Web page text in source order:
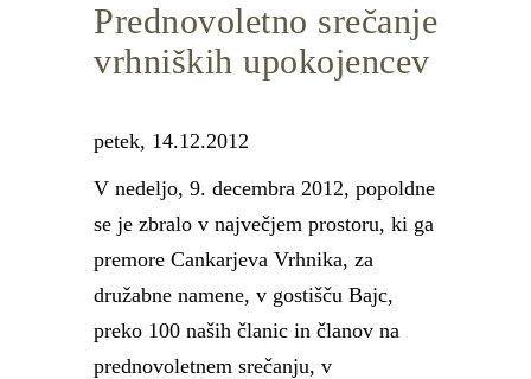
Prednovoletno srečanje
vrhniških upokojencev
petek, 14.12.2012
V nedeljo, 9. decembra 2012, popoldne
se je zbralo v največjem prostoru, ki ga
premore Cankarjeva Vrhnika, za
družabne namene, v gostišču Bajc,
preko 100 naših članic in članov na
prednovoletnem srečanju, v